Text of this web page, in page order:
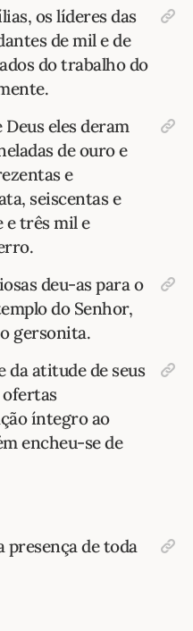
os líderes das
de mil e de
do trabalho do
eles deram
de ouro e
e
seiscentas e
e três mil e
deu-as para o
do Senhor,
gersonita.
da atitude de seus
ofertas
íntegro ao
encheu-se de
presença de toda